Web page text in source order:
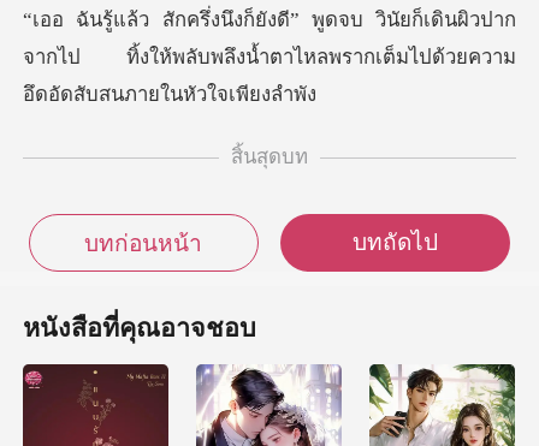
ัยก็เดินผิวปาก
จากไป ทิ้งให้พลับพลึงน้ำตาไหลพร
สิ้นสุดบท
บทก่อนหน้า บทถัดไป
หนังสือที่คุณอาจชอบ